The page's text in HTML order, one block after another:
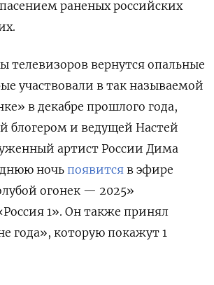
раненых российских
телевизоров вернутся опальные
участвовали в так называемой
в декабре прошлого года,
блогером и ведущей Настей
артист России Дима
ночь появится в эфире
огонек — 2025»
1». Он также принял
года», которую покажут 1